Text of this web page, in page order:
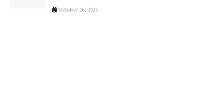
October 26, 2025